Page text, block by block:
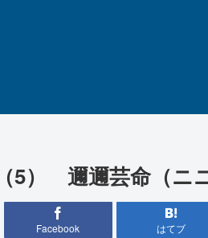
5） 邇邇芸命（ニ
Facebook はてブ